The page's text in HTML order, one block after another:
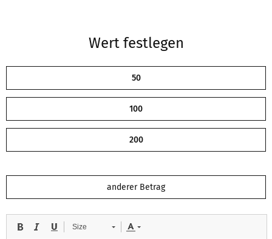
Wert festlegen
50
100
200
Size